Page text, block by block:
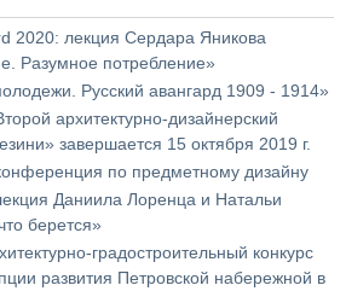
2020: лекция Сердара Яникова
Разумное потребление»
Русский авангард 1909 - 1914»
архитектурно-дизайнерский
завершается 15 октября 2019 г.
по предметному дизайну
Даниила Лоренца и Натальи
берется»
градостроительный конкурс
развития Петровской набережной в